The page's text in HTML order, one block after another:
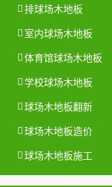
排球场木地板
室内球场木地板
体育馆球场木地板
学校球场木地板
球场木地板翻新
球场木地板造价
球场木地板施工